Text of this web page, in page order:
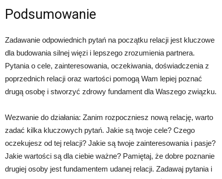
Podsumowanie
Zadawanie odpowiednich pytań na początku relacji jest kluczowe
dla budowania silnej więzi i lepszego zrozumienia partnera.
Pytania o cele, zainteresowania, oczekiwania, doświadczenia z
poprzednich relacji oraz wartości pomogą Wam lepiej poznać
drugą osobę i stworzyć zdrowy fundament dla Waszego związku.
Wezwanie do działania: Zanim rozpoczniesz nową relację, warto
zadać kilka kluczowych pytań. Jakie są twoje cele? Czego
oczekujesz od tej relacji? Jakie są twoje zainteresowania i pasje?
Jakie wartości są dla ciebie ważne? Pamiętaj, że dobre poznanie
drugiej osoby jest fundamentem udanej relacji. Zadawaj pytania i